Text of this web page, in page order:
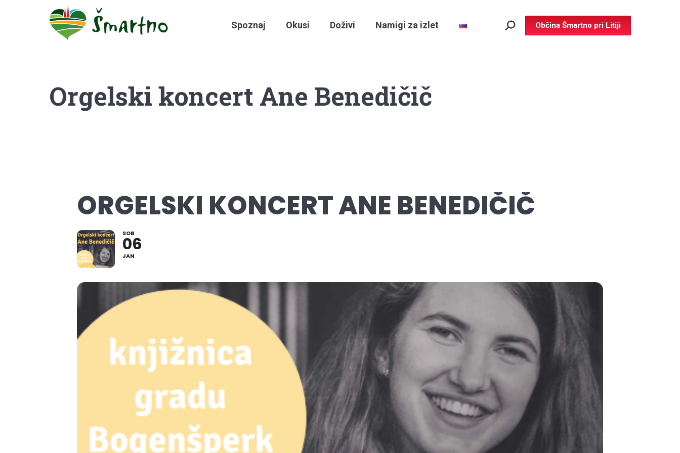
Spoznaj Okusi Doživi Namigi za izlet Search: Občina Šmartno pri Litiji
Orgelski koncert Ane Benedičič
ORGELSKI KONCERT ANE BENEDIČIČ
SOB
06
JAN